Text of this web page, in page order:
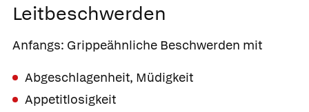
Leitbeschwerden
Anfangs: Grippeähnliche Beschwerden mit
Abgeschlagenheit, Müdigkeit
Appetitlosigkeit